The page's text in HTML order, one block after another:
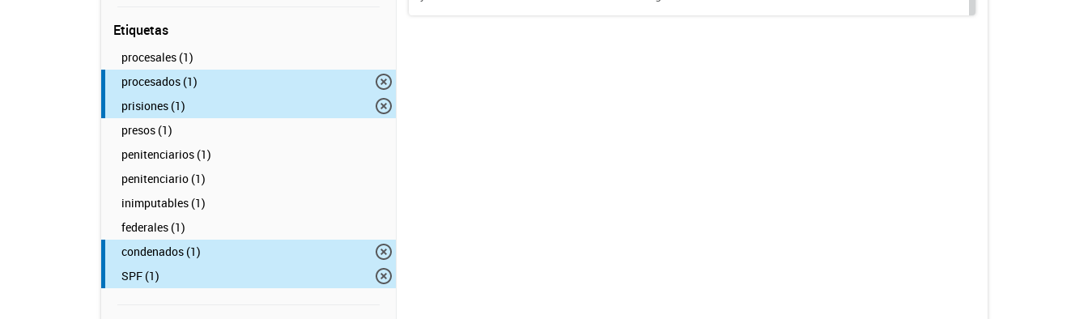
Etiquetas
procesales (1)
procesados (1)
prisiones (1)
presos (1)
penitenciarios (1)
penitenciario (1)
inimputables (1)
federales (1)
condenados (1)
SPF (1)